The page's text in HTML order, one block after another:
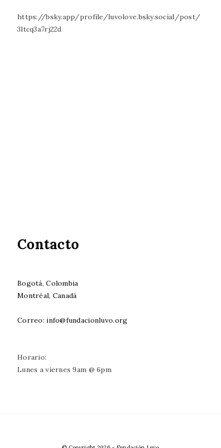
https://bsky.app/profile/luvolove.bsky.social/post/
3ltcq3a7rj22d
Contacto
Bogotá, Colombia
Montréal, Canadá
Correo: info@fundacionluvo.org
Horario:
Lunes a viernes 9am @ 6pm